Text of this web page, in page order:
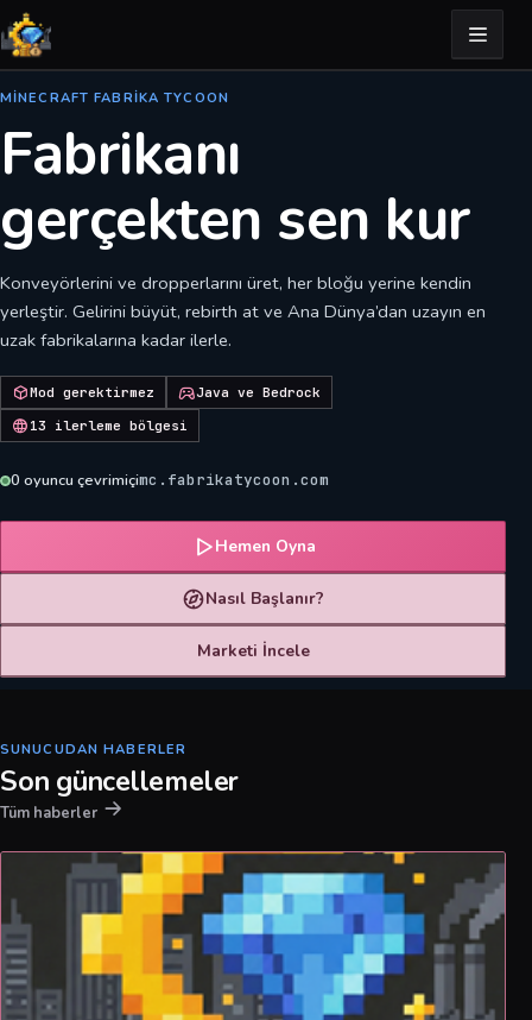
MINECRAFT FABRIKA TYCOON
Fabrikanı
gerçekten sen kur
Konveyörlerini ve dropperlarını üret, her bloğu yerine kendin
yerleştir. Gelirini büyüt, rebirth at ve Ana Dünya’dan uzayın en
uzak fabrikalarına kadar ilerle.
Mod gerektirmez
Java ve Bedrock
13 ilerleme bölgesi
0 oyuncu çevrimiçimc.fabrikatycoon.com
Hemen Oyna
Nasıl Başlanır?
Marketi İncele
SUNUCUDAN HABERLER
Son güncellemeler
Tüm haberler